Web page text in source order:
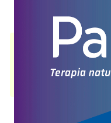
AMOXICILINA RICHET DUO
. Es producido por